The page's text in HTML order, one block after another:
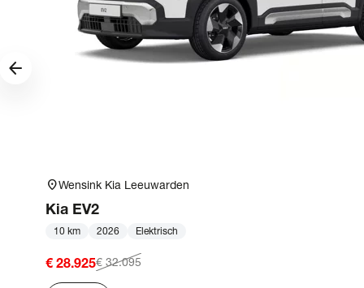
location_onWensink Kia Leeuwarden
Kia EV2
10 km 2026 Elektrisch
€ 28.925€ 32.095
arrow_forward